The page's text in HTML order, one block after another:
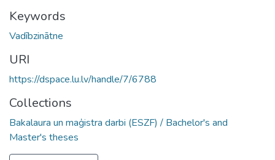
Keywords
Vadībzinātne
URI
https://dspace.lu.lv/handle/7/6788
Collections
Bakalaura un maģistra darbi (ESZF) / Bachelor's and
Master's theses